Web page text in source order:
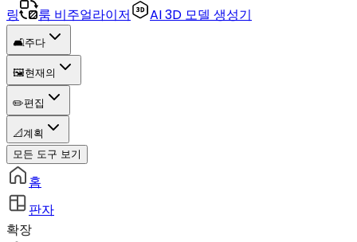
링
룸 비주얼라이저 AI 3D 모델 생성기
🛋️주다
🖼️현재의
✏️편집
📐계획
모든 도구 보기
홈
판자
확장